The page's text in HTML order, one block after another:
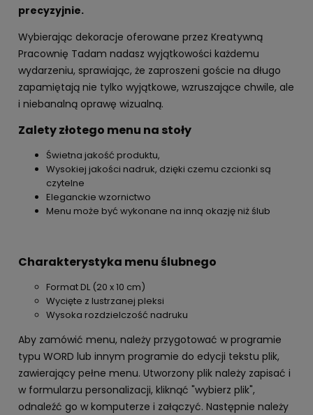
precyzyjnie.
Wybierając dekoracje oferowane przez Kreatywną
Pracownię Tadam nadasz wyjątkowości każdemu
wydarzeniu, sprawiając, że zaproszeni goście na długo
zapamiętają nie tylko wyjątkowe, wzruszające chwile, ale
i niebanalną oprawę wizualną.
Zalety złotego menu na stoły
Świetna jakość produktu,
Wysokiej jakości nadruk, dzięki czemu czcionki są
czytelne
Eleganckie wzornictwo
Menu może być wykonane na inną okazję niż ślub
Charakterystyka menu ślubnego
Format DL (20 x 10 cm)
Wycięte z lustrzanej pleksi
Wysoka rozdzielczość nadruku
Aby zamówić menu, należy przygotować w programie
typu WORD lub innym programie do edycji tekstu plik,
zawierający pełne menu. Utworzony plik należy zapisać i
w formularzu personalizacji, kliknąć "wybierz plik",
odnaleźć go w komputerze i załączyć. Następnie należy